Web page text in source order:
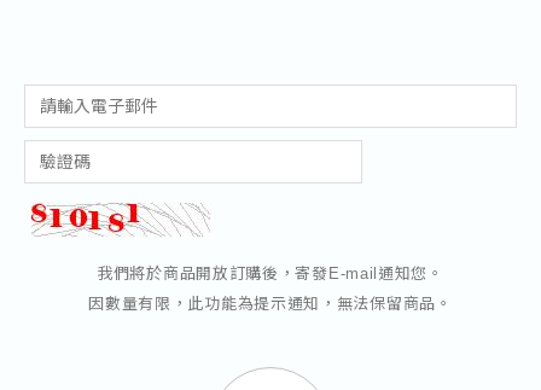
我們將於商品開放訂購後，寄發E-mail通知您。
因數量有限，此功能為提示通知，無法保留商品。